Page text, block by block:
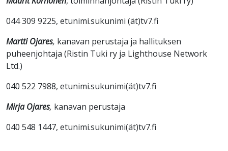
044 309 9225, etunimi.sukunimi (ät)tv7.fi
Martti Ojares, kanavan perustaja ja hallituksen
puheenjohtaja (Ristin Tuki ry ja Lighthouse Network
Ltd.)
040 522 7988, etunimi.sukunimi(ät)tv7.fi
Mirja Ojares, kanavan perustaja
040 548 1447, etunimi.sukunimi(ät)tv7.fi